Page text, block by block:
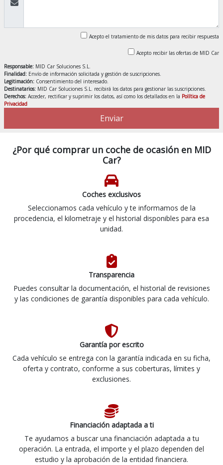
Acepto el tratamiento de mis datos para recibir respuesta
Acepto recibir las ofertas de MID Car
Responsable: MID Car Soluciones S.L.
Finalidad: Envío de información solicitada y gestión de suscripciones.
Legitimación: Consentimiento del interesado.
Destinatarios: MID Car Soluciones S.L. recibirá los datos para gestionar las suscripciones.
Derechos: Acceder, rectificar y suprimir los datos, así como los detallados en la Política de
Privacidad
Enviar
¿Por qué comprar un coche de ocasión en MID
Car?
Coches exclusivos
Seleccionamos cada vehículo y te informamos de la
procedencia, el kilometraje y el historial disponibles para esa
unidad.
Transparencia
Puedes consultar la documentación, el historial de revisiones
y las condiciones de garantía disponibles para cada vehículo.
Garantía por escrito
Cada vehículo se entrega con la garantía indicada en su ficha,
oferta y contrato, conforme a sus coberturas, límites y
exclusiones.
Financiación adaptada a ti
Te ayudamos a buscar una financiación adaptada a tu
operación. La entrada, el importe y el plazo dependen del
estudio y la aprobación de la entidad financiera.